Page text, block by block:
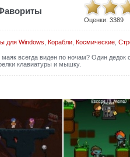
Оценки: 3389
для Windows Корабли, Космические,
всегда виден по ночам? Один дедок
клавиатуры и мышку.